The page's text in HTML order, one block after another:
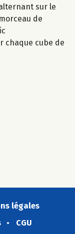
sur le
de
chaque cube de
légales
CGU